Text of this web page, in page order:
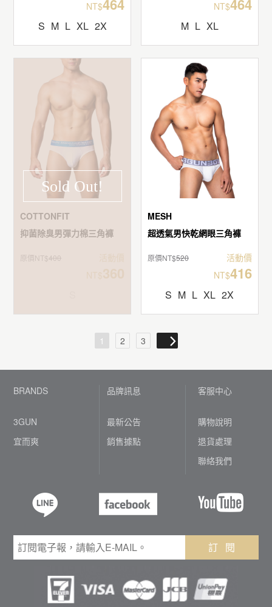
NT$464
S M L XL 2X
NT$464
M L XL
COTTONFIT
抑菌除臭男彈力棉三角褲
原價NT$400
Sold Out!
MESH
超透氣男快乾網眼三角褲
原價NT$520
活動價
NT$416
S M L XL 2X
1 2 3
BRANDS
3GUN
宜而爽
品牌訊息
最新公告
銷售據點
客服中心
購物說明
退貨處理
聯絡我們
訂 閱